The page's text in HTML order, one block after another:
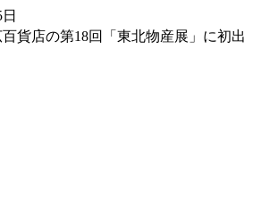
貨店の第18回「東北物産展」に初出